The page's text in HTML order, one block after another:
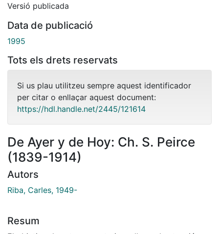
Versió publicada
Data de publicació
1995
Tots els drets reservats
Si us plau utilitzeu sempre aquest identificador
per citar o enllaçar aquest document:
https://hdl.handle.net/2445/121614
De Ayer y de Hoy: Ch. S. Peirce
(1839-1914)
Autors
Riba, Carles, 1949-
Resum